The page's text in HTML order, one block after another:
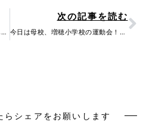
身延町合併15周年記念式典に参加しました。平成の大合併に伴い、中富町、下部町、身延町が…
次の記事を読む
今日は母校、増穂小学校の運動会！年々目覚ましく成長する地域の子ども達の姿に感動の連続で…
らシェアをお願いします